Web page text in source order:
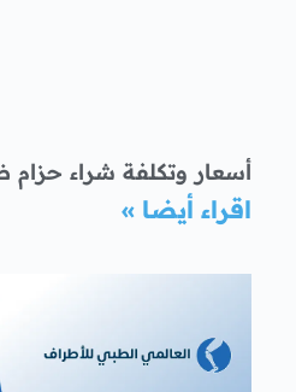
أسعار وتكلفة شراء حزام
اقراء أيضا »